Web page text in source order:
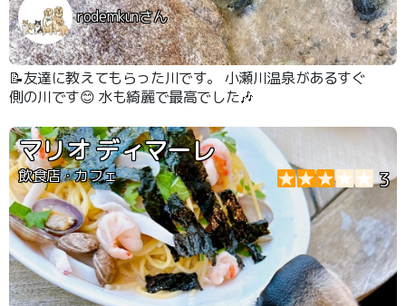
rodemkunさん
📝友達に教えてもらった川です。 小瀬川温泉があるすぐ
側の川です😊 水も綺麗で最高でした🎶
マリオ ディマーレ
飲食店・カフェ 3